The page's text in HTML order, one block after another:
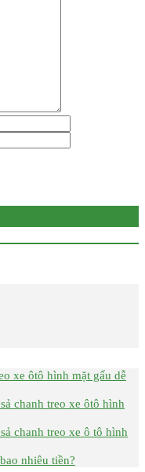
xe ôtô hình mặt gấu dễ
chanh treo xe ôtô hình
chanh treo xe ô tô hình
nhiêu tiền?